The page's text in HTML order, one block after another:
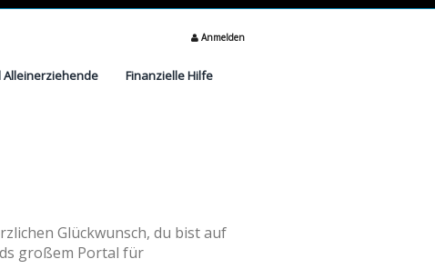
Anmelden
Alleinerziehende
Finanzielle Hilfe
Glückwunsch, du bist auf
großem Portal für